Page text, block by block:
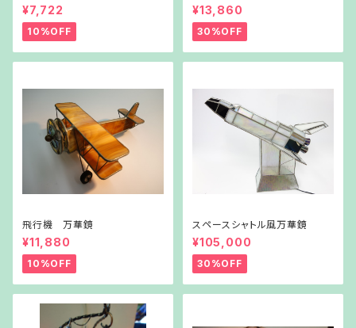
¥7,722
10%OFF
¥13,860
30%OFF
飛行機 万華鏡
¥11,880
10%OFF
スペースシャトル風万華鏡
¥105,000
30%OFF